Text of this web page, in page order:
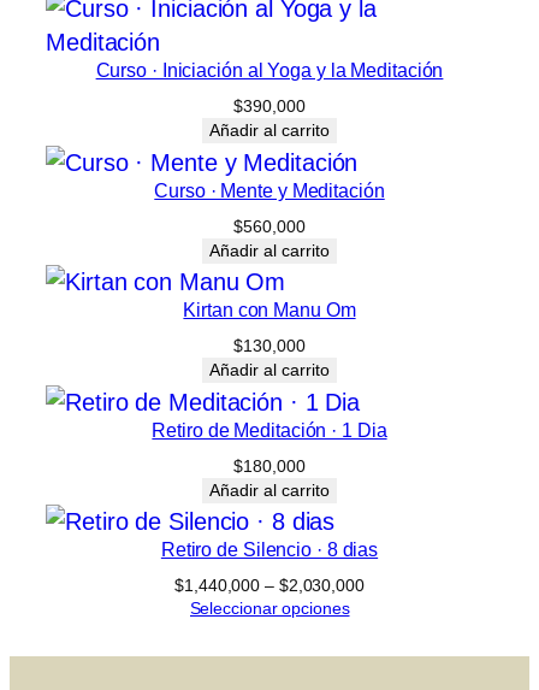
d
e
a
Y
a
t
d
Curso · Iniciación al Yoga y la Meditación
$390,000
Añadir al carrito
Curso · Mente y Meditación
$560,000
Añadir al carrito
Kirtan con Manu Om
$130,000
Añadir al carrito
Retiro de Meditación · 1 Dia
$180,000
Añadir al carrito
Retiro de Silencio · 8 dias
$1,440,000 – $2,030,000Rango
desde
Seleccionar opciones